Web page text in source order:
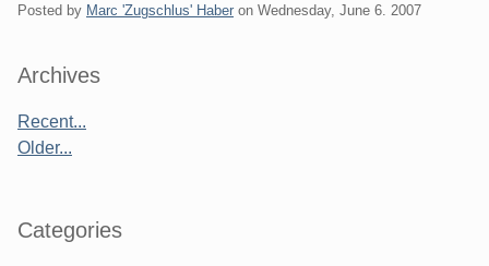
Posted by Marc 'Zugschlus' Haber on Wednesday, June 6. 2007
Sidebar
Archives
Recent...
Older...
Categories